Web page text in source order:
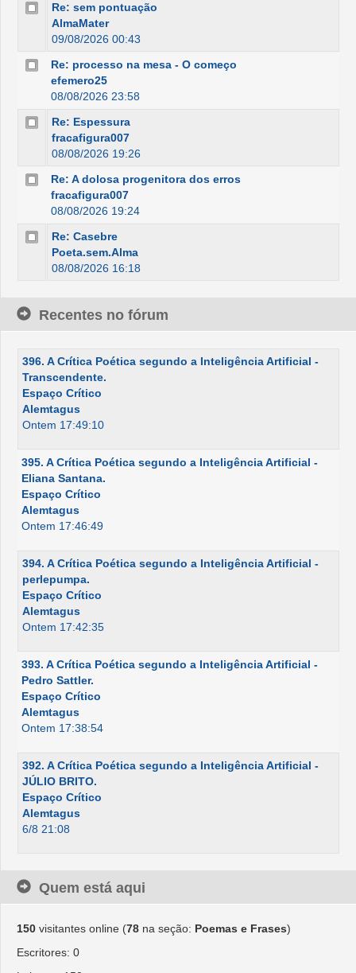
Re: sem pontuação
AlmaMater
09/08/2026 00:43
Re: processo na mesa - O começo
efemero25
08/08/2026 23:58
Re: Espessura
fracafigura007
08/08/2026 19:26
Re: A dolosa progenitora dos erros
fracafigura007
08/08/2026 19:24
Re: Casebre
Poeta.sem.Alma
08/08/2026 16:18
Recentes no fórum
396. A Crítica Poética segundo a Inteligência Artificial -
Transcendente.
Espaço Crítico
Alemtagus
Ontem 17:49:10
395. A Crítica Poética segundo a Inteligência Artificial -
Eliana Santana.
Espaço Crítico
Alemtagus
Ontem 17:46:49
394. A Crítica Poética segundo a Inteligência Artificial -
perlepumpa.
Espaço Crítico
Alemtagus
Ontem 17:42:35
393. A Crítica Poética segundo a Inteligência Artificial -
Pedro Sattler.
Espaço Crítico
Alemtagus
Ontem 17:38:54
392. A Crítica Poética segundo a Inteligência Artificial -
JÚLIO BRITO.
Espaço Crítico
Alemtagus
6/8 21:08
Quem está aqui
150 visitantes online (78 na seção: Poemas e Frases)
Escritores: 0